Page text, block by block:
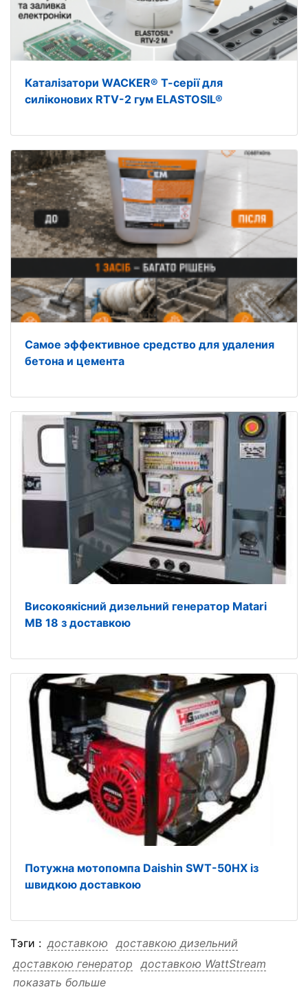
Каталізатори WACKER® Т-серії для
силіконових RTV-2 гум ELASTOSIL®
Самое эффективное средство для удаления
бетона и цемента
Високоякісний дизельний генератор Matari
MB 18 з доставкою
Потужна мотопомпа Daishin SWT-50HX із
швидкою доставкою
Тэги : доставкою
доставкою дизельний
доставкою генератор
доставкою WattStream
доставкою WS125-RS
показать больше